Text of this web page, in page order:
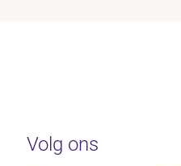
Volg ons